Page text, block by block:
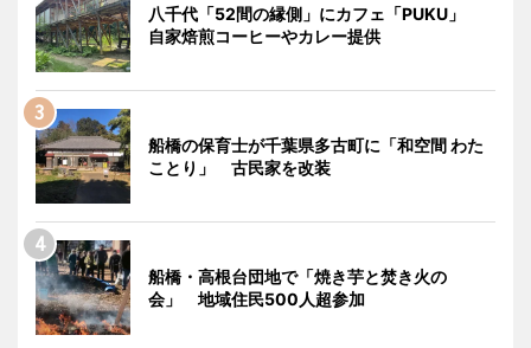
八千代「52間の縁側」にカフェ「PUKU」
自家焙煎コーヒーやカレー提供
船橋の保育士が千葉県多古町に「和空間 わた
ことり」 古民家を改装
船橋・高根台団地で「焼き芋と焚き火の
会」 地域住民500人超参加